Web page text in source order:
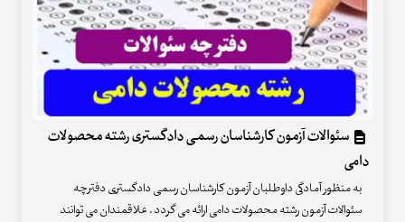
سئوالات آزمون کارشناسان رسمی دادگستری رشته محصولات
دامی
به منظور آمادگی داوطلبان آزمون کارشناسان رسمی دادگستری دفترچه
سئوالات آزمون رشته محصولات دامی ارائه می گردد . علاقمندان می توانند